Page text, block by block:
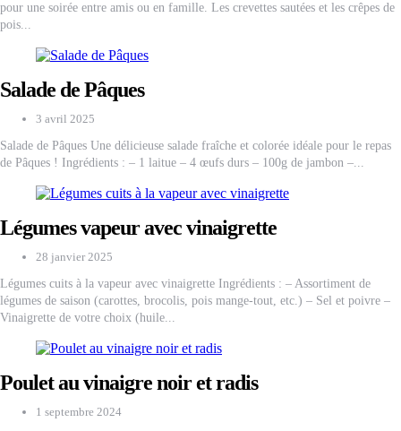
pour une soirée entre amis ou en famille. Les crevettes sautées et les crêpes de
pois...
Salade de Pâques
3 avril 2025
Salade de Pâques Une délicieuse salade fraîche et colorée idéale pour le repas
de Pâques ! Ingrédients : – 1 laitue – 4 œufs durs – 100g de jambon –...
Légumes vapeur avec vinaigrette
28 janvier 2025
Légumes cuits à la vapeur avec vinaigrette Ingrédients : – Assortiment de
légumes de saison (carottes, brocolis, pois mange-tout, etc.) – Sel et poivre –
Vinaigrette de votre choix (huile...
Poulet au vinaigre noir et radis
1 septembre 2024